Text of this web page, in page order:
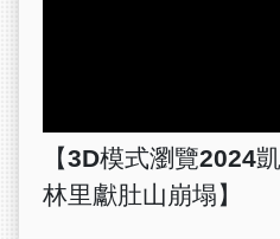
【3D模式瀏覽2024
林里獻肚山崩塌】